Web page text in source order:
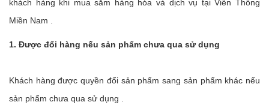
khách hàng khi mua sắm hàng hóa và dịch vụ tại Viễn Thông
Miền Nam .
1. Được đổi hàng nếu sản phẩm chưa qua sử dụng
Khách hàng được quyền đổi sản phẩm sang sản phẩm khác nếu
sản phẩm chưa qua sử dụng .